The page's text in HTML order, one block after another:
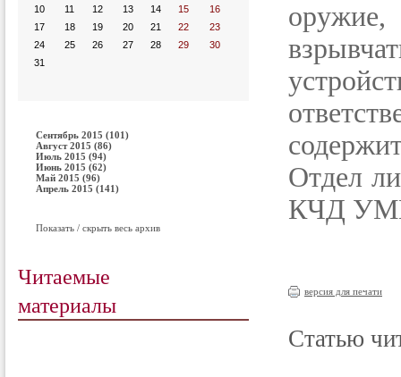
10
11 12 13 14 15
16
17
18 19 20 21 22
23
24
25 26 27 28 29
30
31
Сентябрь 2015 (101)
Август 2015 (86)
Июль 2015 (94)
Июнь 2015 (62)
Май 2015 (96)
Апрель 2015 (141)
Показать / скрыть весь архив
Читаемые
материалы
Отдел
КЧД
версия для печати
Статью